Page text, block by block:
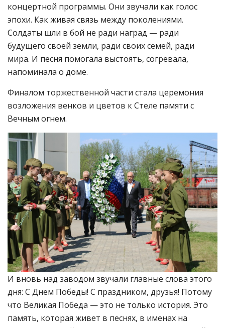
концертной программы. Они звучали как голос
эпохи. Как живая связь между поколениями.
Солдаты шли в бой не ради наград — ради
будущего своей земли, ради своих семей, ради
мира. И песня помогала выстоять, согревала,
напоминала о доме.
Финалом торжественной части стала церемония
возложения венков и цветов к Стеле памяти с
Вечным огнем.
И вновь над заводом звучали главные слова этого
дня: С Днем Победы! С праздником, друзья! Потому
что Великая Победа — это не только история. Это
память, которая живет в песнях, в именах на